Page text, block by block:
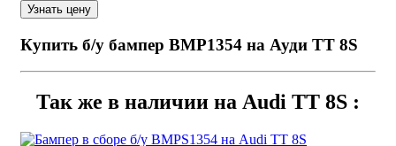
Купить б/у бампер BMP1354 на Ауди ТТ 8S
Так же в наличии на Audi TT 8S :